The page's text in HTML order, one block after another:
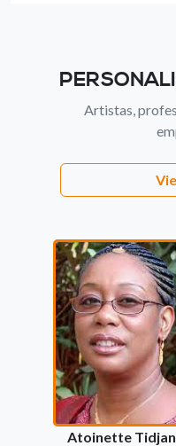
Artistas,
Atoinette